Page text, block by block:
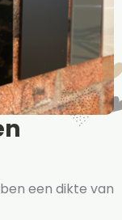
een dikte van